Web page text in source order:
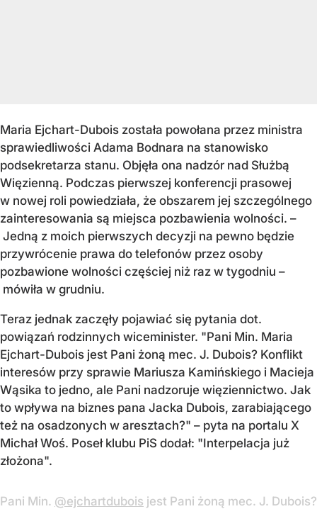
Maria Ejchart-Dubois została powołana przez ministra
sprawiedliwości Adama Bodnara na stanowisko
podsekretarza stanu. Objęła ona nadzór nad Służbą
Więzienną. Podczas pierwszej konferencji prasowej
w nowej roli powiedziała, że obszarem jej szczególnego
zainteresowania są miejsca pozbawienia wolności. –
Jedną z moich pierwszych decyzji na pewno będzie
przywrócenie prawa do telefonów przez osoby
pozbawione wolności częściej niż raz w tygodniu –
mówiła w grudniu.
Teraz jednak zaczęły pojawiać się pytania dot.
powiązań rodzinnych wiceminister. "Pani Min. Maria
Ejchart-Dubois jest Pani żoną mec. J. Dubois? Konflikt
interesów przy sprawie Mariusza Kamińskiego i Macieja
Wąsika to jedno, ale Pani nadzoruje więziennictwo. Jak
to wpływa na biznes pana Jacka Dubois, zarabiającego
też na osadzonych w aresztach?" – pyta na portalu X
Michał Woś. Poseł klubu PiS dodał: "Interpelacja już
złożona".
Pani Min. @ejchartdubois jest Pani żoną mec. J. Dubois?